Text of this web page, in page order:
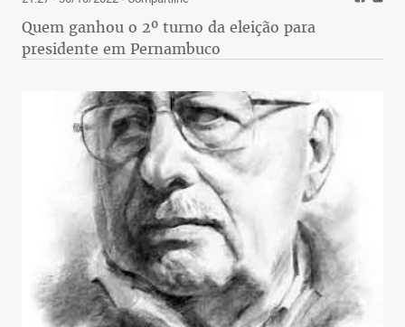
Quem ganhou o 2º turno da eleição para
presidente em Pernambuco